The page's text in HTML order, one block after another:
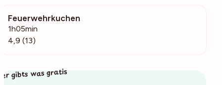
Feuerwehrkuchen
1h05min
4,9 (13)
gibts was gratis